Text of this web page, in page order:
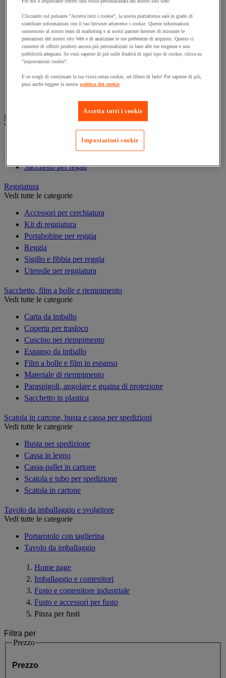
Cucitrice per imballaggio
Nastro adesivo in polipropilene
Nastro adesivo in PVC
Nastro adesivo personalizzabile
Nastro adesivo specifico
Pistola per colla
Spago
Pacchi regalo
Vedi tutte le categorie
Sacchetto per regali
Reggiatura
Vedi tutte le categorie
Accessori per cerchiatura
Kit di reggiatura
Portabobine per reggia
Reggia
Sigillo e fibbia per reggia
Utensile per reggiatura
Sacchetto, film a bolle e riempimento
Vedi tutte le categorie
Carta da imballo
Coperta per trasloco
Cuscino per riempimento
Espanso da imballo
Film a bolle e film in espanso
Materiale di riempimento
Paraspigoli, angolare e guaina di protezione
Sacchetto in plastica
Scatola in cartone, busta e cassa per spedizioni
Vedi tutte le categorie
Busta per spedizione
Cassa in legno
Cassa-pallet in cartone
Scatola e tubo per spedizione
Scatola in cartone
Tavolo da imballaggio e svolgitore
Vedi tutte le categorie
Portarotolo con taglierina
Tavolo da imballaggio
Home page
Imballaggio e contenitori
Fusto e contenitore industriale
Fusto e accessori per fusto
Pinza per fusti
Filtra per
Prezzo
Prezzo
Cliccando sul pulsante "Accetta tutti i cookie", la nostra piattaforma sarà in grado di
scambiare informazioni con il tuo browser attraverso i cookie. Queste informazioni
consentono al nostro team di marketing e ai nostri partner Internet di misurare le
prestazioni del nostro sito Web e di analizzare le tue preferenze di acquisto. Questo ci
consente di offrirti prodotti ancora più personalizzati in base alle tue esigenze e una
pubblicità adeguata. Se vuoi saperne di più sulle finalità di ogni tipo di cookie, clicca su
"impostazioni cookie".
E se scegli di continuare la tua visita senza cookie, sei libero di farlo! Per saperne di più,
puoi anche leggere la nostra politica dei cookie
Accetta tutti i cookie
Impostazioni cookie